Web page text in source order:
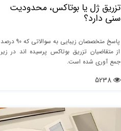
تزریق ژل یا بوتاکس، محدودیت
سنی دارد؟
پاسخ متخصصان زیبایی به سوالاتی که 90 درصد
از متقاضیان تزریق بوتاکس پرسیده اند در زیر
جمع آوری شده است.
5238